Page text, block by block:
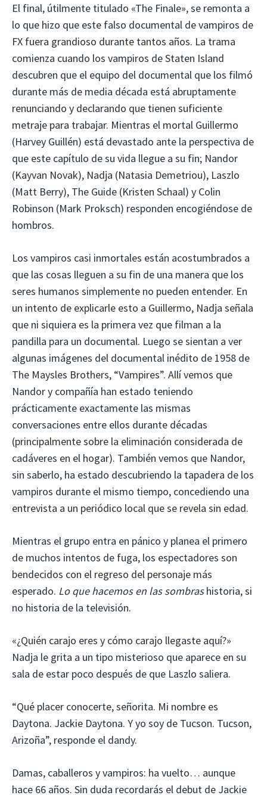
El final, útilmente titulado «The Finale», se remonta a
lo que hizo que este falso documental de vampiros de
FX fuera grandioso durante tantos años. La trama
comienza cuando los vampiros de Staten Island
descubren que el equipo del documental que los filmó
durante más de media década está abruptamente
renunciando y declarando que tienen suficiente
metraje para trabajar. Mientras el mortal Guillermo
(Harvey Guillén) está devastado ante la perspectiva de
que este capítulo de su vida llegue a su fin; Nandor
(Kayvan Novak), Nadja (Natasia Demetriou), Laszlo
(Matt Berry), The Guide (Kristen Schaal) y Colin
Robinson (Mark Proksch) responden encogiéndose de
hombros.
Los vampiros casi inmortales están acostumbrados a
que las cosas lleguen a su fin de una manera que los
seres humanos simplemente no pueden entender. En
un intento de explicarle esto a Guillermo, Nadja señala
que ni siquiera es la primera vez que filman a la
pandilla para un documental. Luego se sientan a ver
algunas imágenes del documental inédito de 1958 de
The Maysles Brothers, “Vampires”. Allí vemos que
Nandor y compañía han estado teniendo
prácticamente exactamente las mismas
conversaciones entre ellos durante décadas
(principalmente sobre la eliminación considerada de
cadáveres en el hogar). También vemos que Nandor,
sin saberlo, ha estado descubriendo la tapadera de los
vampiros durante el mismo tiempo, concediendo una
entrevista a un periódico local que se revela sin edad.
Mientras el grupo entra en pánico y planea el primero
de muchos intentos de fuga, los espectadores son
bendecidos con el regreso del personaje más
esperado. Lo que hacemos en las sombrashistoria, si
no historia de la televisión.
«¿Quién carajo eres y cómo carajo llegaste aquí?»
Nadja le grita a un tipo misterioso que aparece en su
sala de estar poco después de que Laszlo saliera.
“Qué placer conocerte, señorita. Mi nombre es
Daytona. Jackie Daytona. Y yo soy de Tucson. Tucson,
Arizoña”, responde el dandy.
Damas, caballeros y vampiros: ha vuelto… aunque
hace 66 años. Sin duda recordarás el debut de Jackie